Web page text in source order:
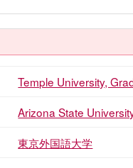
Temple University,
Arizona State
東京外国語大学